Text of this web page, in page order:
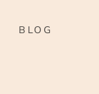
BLOG